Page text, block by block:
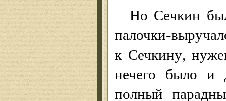
Но Сечкин
палочки-
к Сечкину,
нечего было и
полный